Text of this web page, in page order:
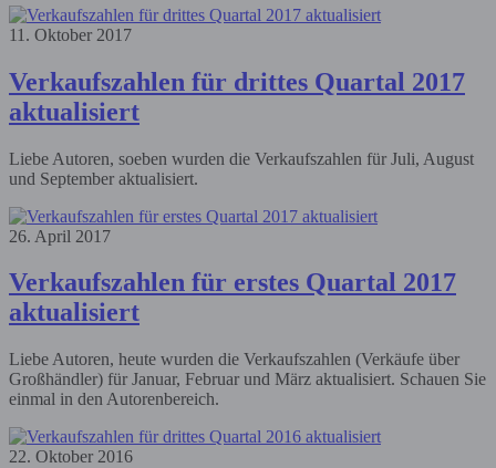
11. Oktober 2017
Verkaufszahlen für drittes Quartal 2017
aktualisiert
Liebe Autoren, soeben wurden die Verkaufszahlen für Juli, August
und September aktualisiert.
26. April 2017
Verkaufszahlen für erstes Quartal 2017
aktualisiert
Liebe Autoren, heute wurden die Verkaufszahlen (Verkäufe über
Großhändler) für Januar, Februar und März aktualisiert. Schauen Sie
einmal in den Autorenbereich.
22. Oktober 2016